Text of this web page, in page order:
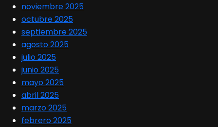
noviembre 2025
octubre 2025
septiembre 2025
agosto 2025
julio 2025
junio 2025
mayo 2025
abril 2025
marzo 2025
febrero 2025